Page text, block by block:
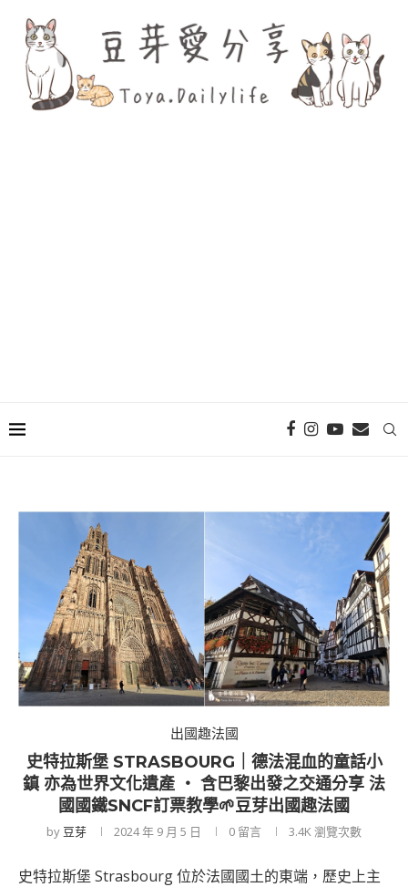
出國趣法國
史特拉斯堡 STRASBOURG｜德法混血的童話小
鎮 亦為世界文化遺產 ‧ 含巴黎出發之交通分享 法
國國鐵SNCF訂票教學🌱豆芽出國趣法國
by 豆芽 2024 年 9 月 5 日 0 留言 3.4K瀏覽次數
史特拉斯堡 Strasbourg 位於法國國土的東端，歷史上主